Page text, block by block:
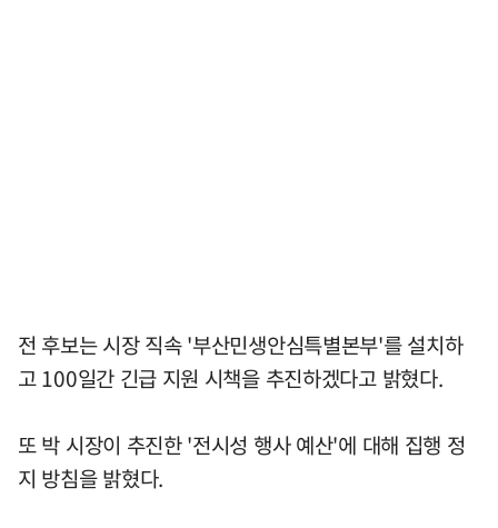
전 후보는 시장 직속 '부산민생안심특별본부'를 설치하
고 100일간 긴급 지원 시책을 추진하겠다고 밝혔다.
또 박 시장이 추진한 '전시성 행사 예산'에 대해 집행 정
지 방침을 밝혔다.